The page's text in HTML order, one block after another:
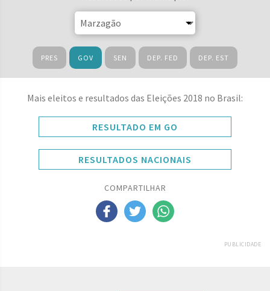
PRES GOV SEN DEP. FED DEP. EST
Mais eleitos e resultados das Eleições 2018 no Brasil:
RESULTADO EM GO
RESULTADOS NACIONAIS
COMPARTILHAR
PUBLICIDADE